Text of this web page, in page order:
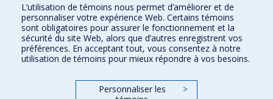
Plan du site
Signaler une erreur
Accessibilité
FACULTÉ DES ARTS ET DES SCIENCES
Nos départements et écoles
L’utilisation de témoins nous permet d’améliorer et de
personnaliser votre expérience Web. Certains témoins
sont obligatoires pour assurer le fonctionnement et la
sécurité du site Web, alors que d’autres enregistrent vos
préférences. En acceptant tout, vous consentez à notre
utilisation de témoins pour mieux répondre à vos besoins.
Personnaliser les
>